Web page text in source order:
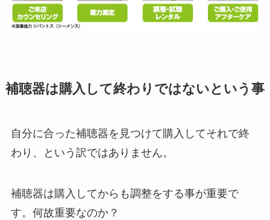
補聴器は購入して終わりではないという事
自分に合った補聴器を見つけて購入してそれで終
わり、という訳ではありません。
補聴器は購入してからも調整をする事が重要で
す。何故重要なのか？